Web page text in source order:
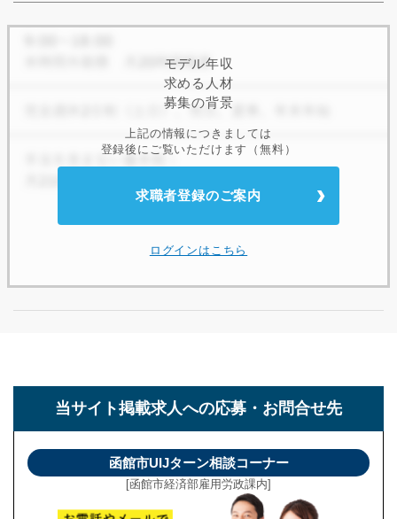
モデル年収
求める人材
募集の背景
上記の情報につきましては
登録後にご覧いただけます（無料）
求職者登録のご案内
ログインはこちら
当サイト掲載求人への応募・お問合せ先
函館市UIJターン相談コーナー
[函館市経済部雇用労政課内]